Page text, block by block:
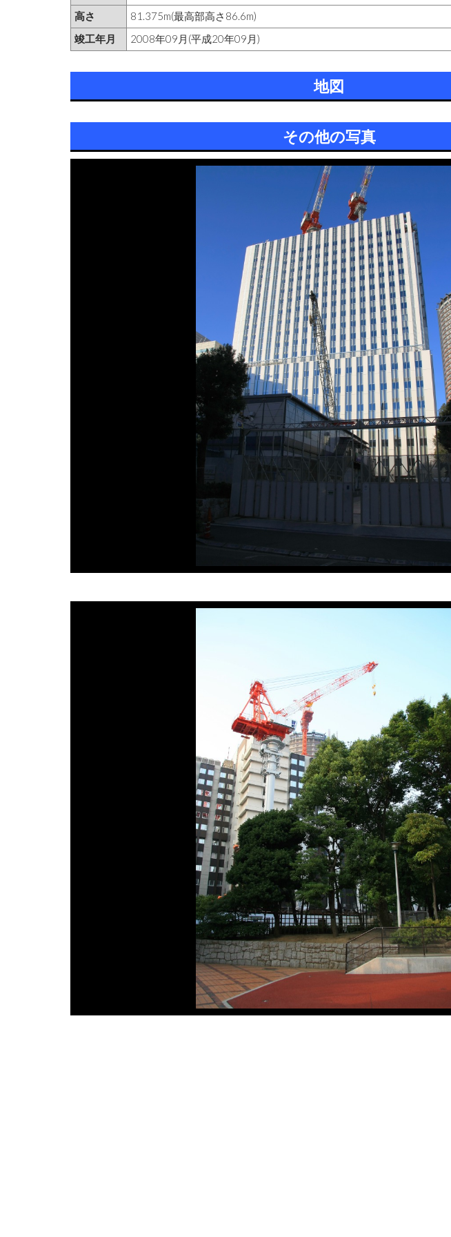
高さ
81.375m(最高部高さ86.6m)
竣工年月
2008年09月(平成20年09月)
地図
その他の写真